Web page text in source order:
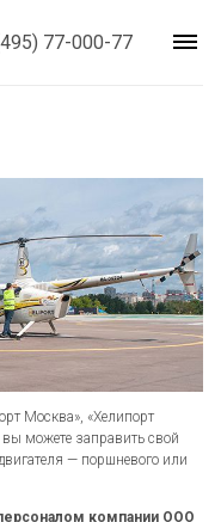
77-000-77
Москва», «Хелипорт
вы можете заправить свой
— поршневого или
компании ООО